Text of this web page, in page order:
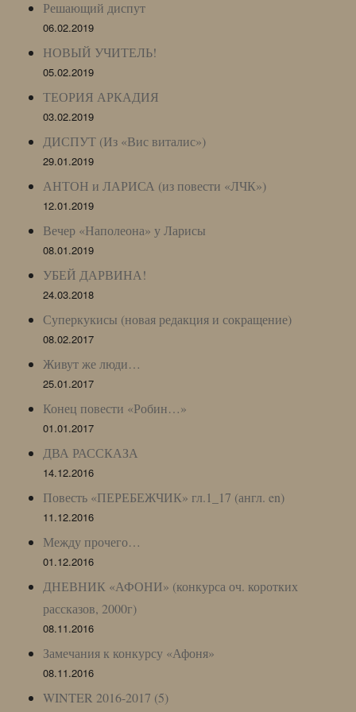
Решающий диспут
06.02.2019
НОВЫЙ УЧИТЕЛЬ!
05.02.2019
ТЕОРИЯ АРКАДИЯ
03.02.2019
ДИСПУТ (Из «Вис виталис»)
29.01.2019
АНТОН и ЛАРИСА (из повести «ЛЧК»)
12.01.2019
Вечер «Наполеона» у Ларисы
08.01.2019
УБЕЙ ДАРВИНА!
24.03.2018
Суперкукисы (новая редакция и сокращение)
08.02.2017
Живут же люди…
25.01.2017
Конец повести «Робин…»
01.01.2017
ДВА РАССКАЗА
14.12.2016
Повесть «ПЕРЕБЕЖЧИК» гл.1_17 (англ. en)
11.12.2016
Между прочего…
01.12.2016
ДНЕВНИК «АФОНИ» (конкурса оч. коротких
рассказов, 2000г)
08.11.2016
Замечания к конкурсу «Афоня»
08.11.2016
WINTER 2016-2017 (5)